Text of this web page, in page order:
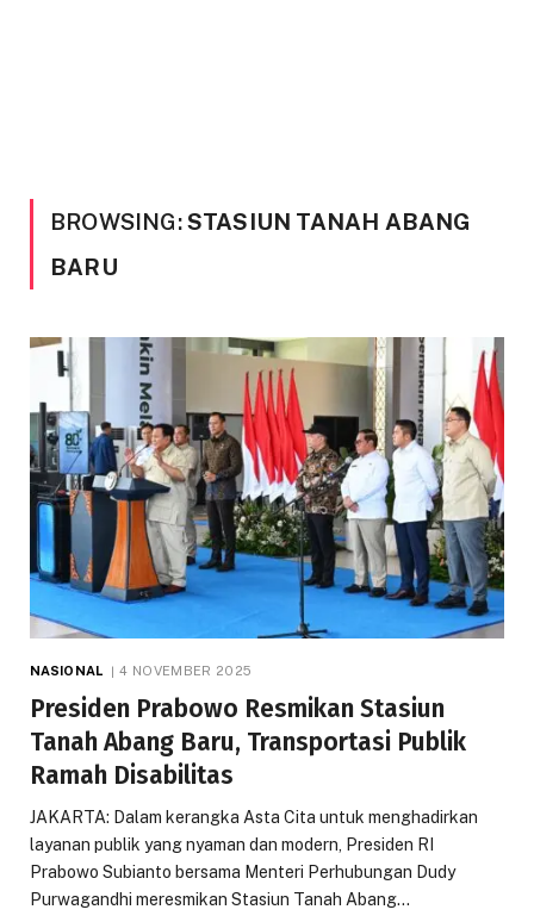
BROWSING:STASIUN TANAH ABANG
BARU
NASIONAL 4 NOVEMBER 2025
Presiden Prabowo Resmikan Stasiun
Tanah Abang Baru, Transportasi Publik
Ramah Disabilitas
JAKARTA: Dalam kerangka Asta Cita untuk menghadirkan
layanan publik yang nyaman dan modern, Presiden RI
Prabowo Subianto bersama Menteri Perhubungan Dudy
Purwagandhi meresmikan Stasiun Tanah Abang…